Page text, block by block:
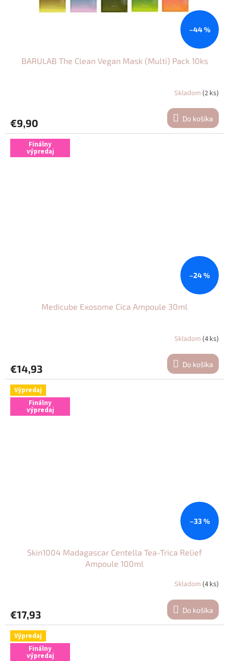
–44 %
BARULAB The Clean Vegan Mask (Multi) Pack 10ks
Skladom (2 ks)
€9,90 Do košíka
Finálny
výpredaj
–24 %
Medicube Exosome Cica Ampoule 30ml
Skladom (4 ks)
€14,93 Do košíka
Výpredaj
Finálny
výpredaj
–33 %
Skin1004 Madagascar Centella Tea-Trica Relief
Ampoule 100ml
Skladom (4 ks)
€17,93 Do košíka
Výpredaj
Finálny
výpredaj